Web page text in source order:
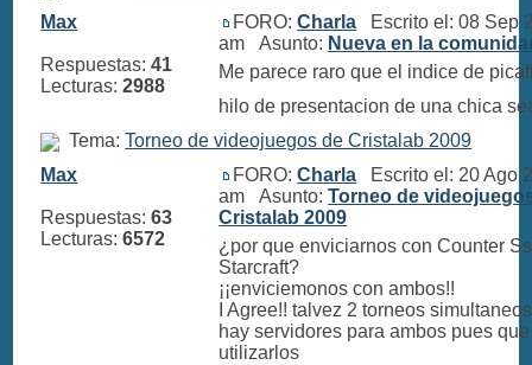
Max
Respuestas:41
Lecturas:2988
FORO:Charla Escrito el: 08 Sep
am Asunto: Nueva en la
Me parece raro que el indice de
hilo de presentacion de una chica
Tema:Torneo de videojuegos de Cristalab 2009
Max
Respuestas:63
Lecturas:6572
FORO:Charla Escrito el: 20 Ago
am Asunto:Torneo de
Cristalab 2009
¿por que enviciarnos con Counter
Starcraft?
¡¡enviciemonos con ambos!!
I Agree!! talvez 2 torneos
hay servidores para ambos pues
utilizarlos